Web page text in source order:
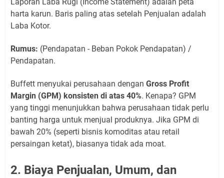
harta karun. Baris paling atas setelah Penjualan adalah
Laba Kotor.
Rumus: (Pendapatan - Beban Pokok Pendapatan) /
Pendapatan.
Buffett menyukai perusahaan dengan Gross Profit
Margin (GPM) konsisten di atas 40%. Kenapa? GPM
yang tinggi menunjukkan bahwa perusahaan tidak perlu
banting harga untuk menjual produknya. Jika GPM di
bawah 20% (seperti bisnis komoditas atau retail
persaingan ketat), biasanya tidak ada moat.
2. Biaya Penjualan, Umum, dan